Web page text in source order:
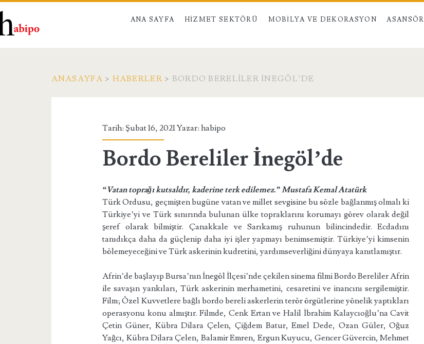
ANA SAYFA HIZMET SEKTÖRÜ MOBILYA VE DEKORASYON ASANSÖR
ANASAYFA > HABERLER> BORDO BERELILER İNEGÖL’DE
Tarih: Şubat 16, 2021 Yazar:habipo
Bordo Bereliler İnegöl’de
“Vatan toprağı kutsaldır, kaderine terk edilemez.” Mustafa Kemal Atatürk
Türk Ordusu, geçmişten bugüne vatan ve millet sevgisine bu sözle bağlanmış olmalı ki
Türkiye’yi ve Türk sınırında bulunan ülke topraklarını korumayı görev olarak değil
şeref olarak bilmiştir. Çanakkale ve Sarıkamış ruhunun bilincindedir. Ecdadını
tanıdıkça daha da güçlenip daha iyi işler yapmayı benimsemiştir. Türkiye’yi kimsenin
bölemeyeceğini ve Türk askerinin kudretini, yardımseverliğini dünyaya kanıtlamıştır.
Afrin’de başlayıp Bursa’nın İnegöl İlçesi’nde çekilen sinema filmi Bordo Bereliler Afrin
ile savaşın yankıları, Türk askerinin merhametini, cesaretini ve inancını sergilemiştir.
Film; Özel Kuvvetlere bağlı bordo bereli askerlerin terör örgütlerine yönelik yaptıkları
operasyonu konu almıştır. Filmde, Cenk Ertan ve Halil İbrahim Kalaycıoğlu’na Cavit
Çetin Güner, Kübra Dilara Çelen, Çiğdem Batur, Emel Dede, Ozan Güler, Oğuz
Yağcı, Kübra Dilara Çelen, Balamir Emren, Ergun Kuyucu, Gencer Güvercin, Mehmet